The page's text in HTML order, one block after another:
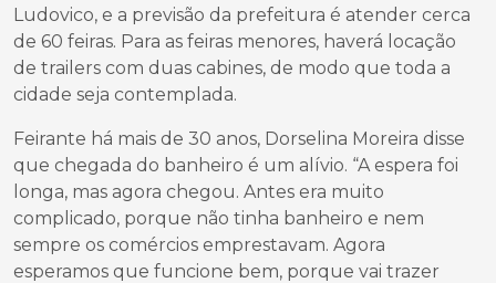
Ludovico, e a previsão da prefeitura é atender cerca
de 60 feiras. Para as feiras menores, haverá locação
de trailers com duas cabines, de modo que toda a
cidade seja contemplada.
Feirante há mais de 30 anos, Dorselina Moreira disse
que chegada do banheiro é um alívio. “A espera foi
longa, mas agora chegou. Antes era muito
complicado, porque não tinha banheiro e nem
sempre os comércios emprestavam. Agora
esperamos que funcione bem, porque vai trazer